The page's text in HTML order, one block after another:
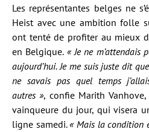
Les représentantes belges ne
Heist avec une ambition folle
ont tenté de profiter au mieux
en Belgique. « Je ne m’attendais
aujourd’hui. Je me suis juste dit
ne savais pas quel temps
autres », confie Marith
vainqueure du jour, qui visera
ligne samedi.« Mais la condition